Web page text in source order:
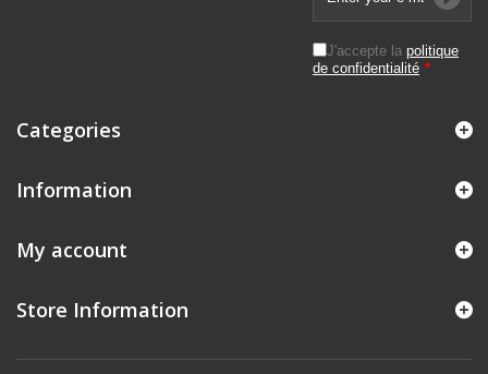
J'accepte la politique
de confidentialité *
Categories
Information
My account
Store Information